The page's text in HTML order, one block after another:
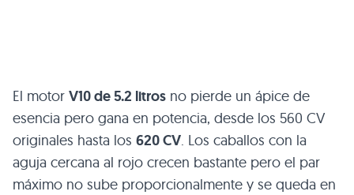
El motor V10 de 5.2 litros no pierde un ápice de
esencia pero gana en potencia, desde los 560 CV
originales hasta los 620 CV. Los caballos con la
aguja cercana al rojo crecen bastante pero el par
máximo no sube proporcionalmente y se queda en